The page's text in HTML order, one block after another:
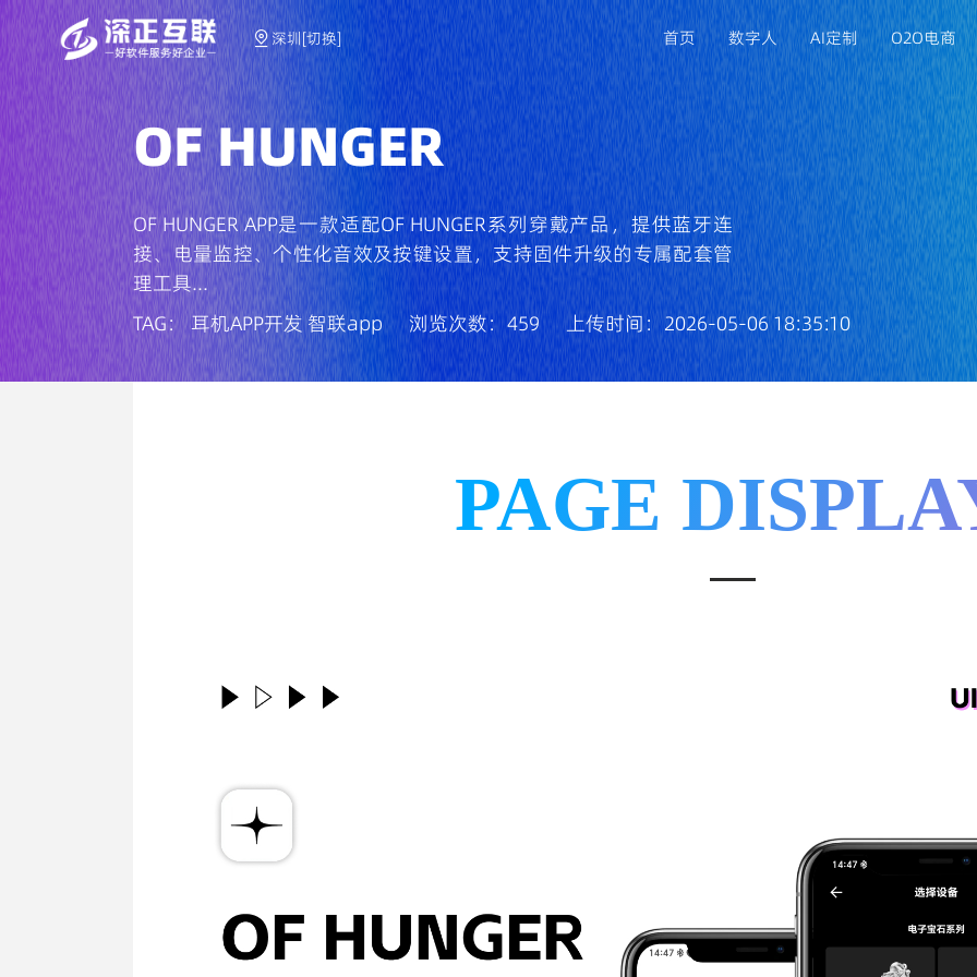
深圳[切换] 首页 数字人 AI定制 O2O电商
APP定制开发
满足移动端业务拓展，打造专属品牌应用
小程序开发
依托微信生态获客，降低用户使用门槛
ERP/CRM系统开发
满足桌面端高效办公，实现复杂业务本地处理
OF HUNGER
OF HUNGER APP是一款适配OF HUNGER系列穿戴产品，提供蓝牙连
接、电量监控、个性化音效及按键设置，支持固件升级的专属配套管
理工具...
TAG：耳机APP开发 智联app 浏览次数：459 上传时间：2026-05-06 18:35:10
PAGE